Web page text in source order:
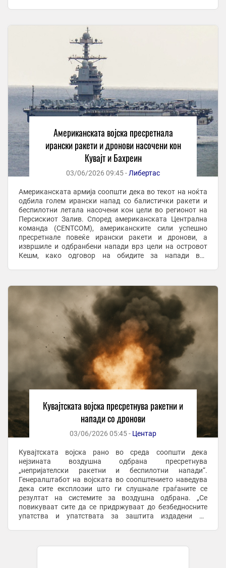
Американската војска пресретнала
ирански ракети и дронови насочени кон
Кувајт и Бахреин
03/06/2026 09:45 - Либертас
Американската армија соопшти дека во текот на ноќта
одбила голем ирански напад со балистички ракети и
беспилотни летала насочени кон цели во регионот на
Персискиот Залив. Според американската Централна
команда (CENTCOM), американските сили успешно
пресретнале повеќе ирански ракети и дронови, а
извршиле и одбранбени напади врз цели на островот
Кешм, како одговор на обидите за напади врз
Кувајтската војска пресретнува ракетни и
напади со дронови
03/06/2026 05:45 - Центар
Кувајтската војска рано во среда соопшти дека
нејзината воздушна одбрана пресретнува
„непријателски ракетни и беспилотни напади“.
Генералштабот на војската во соопштението наведува
дека сите експлозии што ги слушнале граѓаните се
резултат на системите за воздушна одбрана. „Се
повикуваат сите да се придржуваат до безбедносните
упатства и упатствата за заштита издадени од